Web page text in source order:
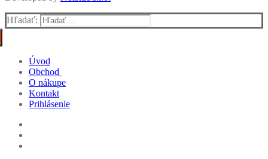
Hľadať:
Úvod
Obchod
Poháre
Trofeje
Diplomy
O nákupe
Kontakt
Prihlásenie